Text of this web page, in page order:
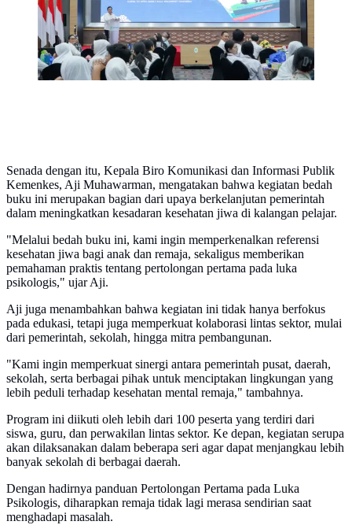
Senada dengan itu, Kepala Biro Komunikasi dan Informasi Publik
Kemenkes, Aji Muhawarman, mengatakan bahwa kegiatan bedah
buku ini merupakan bagian dari upaya berkelanjutan pemerintah
dalam meningkatkan kesadaran kesehatan jiwa di kalangan pelajar.
"Melalui bedah buku ini, kami ingin memperkenalkan referensi
kesehatan jiwa bagi anak dan remaja, sekaligus memberikan
pemahaman praktis tentang pertolongan pertama pada luka
psikologis," ujar Aji.
Aji juga menambahkan bahwa kegiatan ini tidak hanya berfokus
pada edukasi, tetapi juga memperkuat kolaborasi lintas sektor, mulai
dari pemerintah, sekolah, hingga mitra pembangunan.
"Kami ingin memperkuat sinergi antara pemerintah pusat, daerah,
sekolah, serta berbagai pihak untuk menciptakan lingkungan yang
lebih peduli terhadap kesehatan mental remaja," tambahnya.
Program ini diikuti oleh lebih dari 100 peserta yang terdiri dari
siswa, guru, dan perwakilan lintas sektor. Ke depan, kegiatan serupa
akan dilaksanakan dalam beberapa seri agar dapat menjangkau lebih
banyak sekolah di berbagai daerah.
Dengan hadirnya panduan Pertolongan Pertama pada Luka
Psikologis, diharapkan remaja tidak lagi merasa sendirian saat
menghadapi masalah.